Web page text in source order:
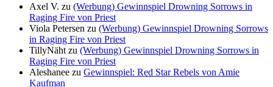
Axel V. zu (Werbung) Gewinnspiel Drowning Sorrows in
Raging Fire von Priest
Viola Petersen zu (Werbung) Gewinnspiel Drowning Sorrows
in Raging Fire von Priest
TillyNäht zu (Werbung) Gewinnspiel Drowning Sorrows in
Raging Fire von Priest
Aleshanee zu Gewinnspiel: Red Star Rebels von Amie
Kaufman